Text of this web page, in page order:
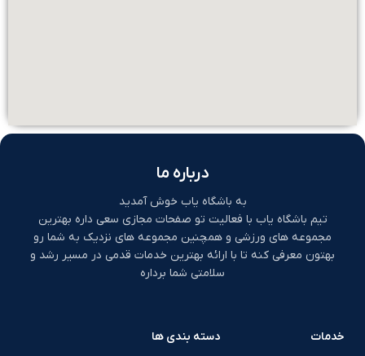
درباره ما
به باشگاه یاب خوش آمدید
تیم باشگاه یاب با فعالیت تو صفحات مجازی سعی داره بهترین
مجموعه های ورزشی و همچنین مجموعه های نزدیک به شما رو
بهتون معرفی کنه تا با ارائه بهترین خدمات قدمی در مسیر رشد و
سلامتی شما برداره
خدمات
دسته بندی ها